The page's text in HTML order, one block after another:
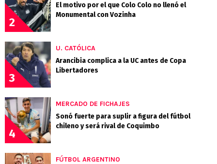
2
El motivo por el que Colo Colo no llenó el
Monumental con Vozinha
3
U. CATÓLICA
Arancibia complica a la UC antes de Copa
Libertadores
4
MERCADO DE FICHAJES
Sonó fuerte para suplir a figura del fútbol
chileno y será rival de Coquimbo
FÚTBOL ARGENTINO